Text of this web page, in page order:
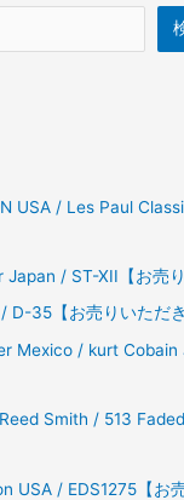
USA / Les Paul
Japan / ST-XII【お売
D-35【お売りいただ
Mexico / kurt
Smith / 513
USA / EDS1275【お